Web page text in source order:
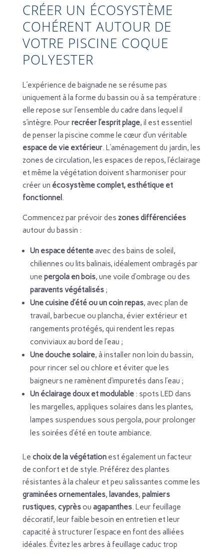
CRÉER UN ÉCOSYSTÈME
COHÉRENT AUTOUR DE
VOTRE PISCINE COQUE
POLYESTER
L’expérience de baignade ne se résume pas
uniquement à la forme du bassin ou à sa température :
elle repose sur l’ensemble du cadre dans lequel il
s’intègre. Pour recréer l’esprit plage, il est essentiel
de penser la piscine comme le cœur d’un véritable
espace de vie extérieur. L’aménagement du jardin, les
zones de circulation, les espaces de repos, l’éclairage
et même la végétation doivent s’harmoniser pour
créer un écosystème complet, esthétique et
fonctionnel .
Commencez par prévoir des zones différenciées
autour du bassin :
Un espace détenteavec des bains de soleil,
chiliennes ou lits balinais, idéalement ombragés par
une pergola en bois, une voile d’ombrage ou des
paravents végétalisés;
Une cuisine d’été ou un coin repas, avec plan de
travail, barbecue ou plancha, évier extérieur et
rangements protégés, qui rendent les repas
conviviaux au bord de l’eau ;
Une douche solaire, à installer non loin du bassin,
pour rincer sel ou chlore et éviter que les
baigneurs ne ramènent d’impuretés dans l’eau ;
Un éclairage doux et modulable: spots LED dans
les margelles, appliques solaires dans les plantes,
lampes suspendues sous pergola, pour prolonger
les soirées d’été en toute ambiance.
Le choix de la végétationest également un facteur
de confort et de style. Préférez des plantes
résistantes à la chaleur et peu salissantes comme les
graminées ornementales, lavandes, palmiers
rustiques, cyprèsou agapanthes. Leur feuillage
décoratif, leur faible besoin en entretien et leur
capacité à structurer l’espace en font des alliées
idéales. Évitez les arbres à feuillage caduc trop